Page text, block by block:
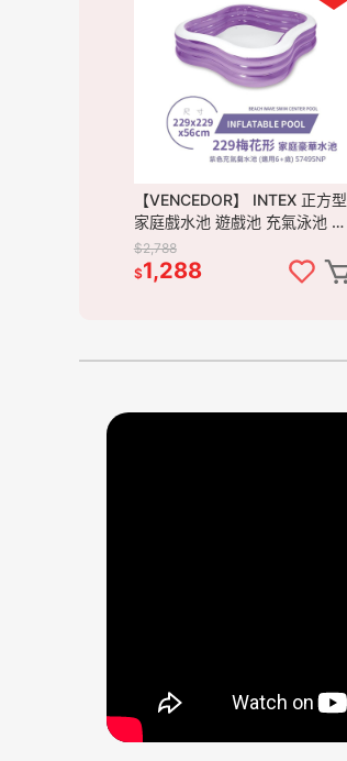
【VENCEDOR】 INTEX 正方型
家庭戲水池 遊戲池 充氣泳池 家
庭池 泳池 57495NP 現貨 滿
499免運
$2,788
$1,288